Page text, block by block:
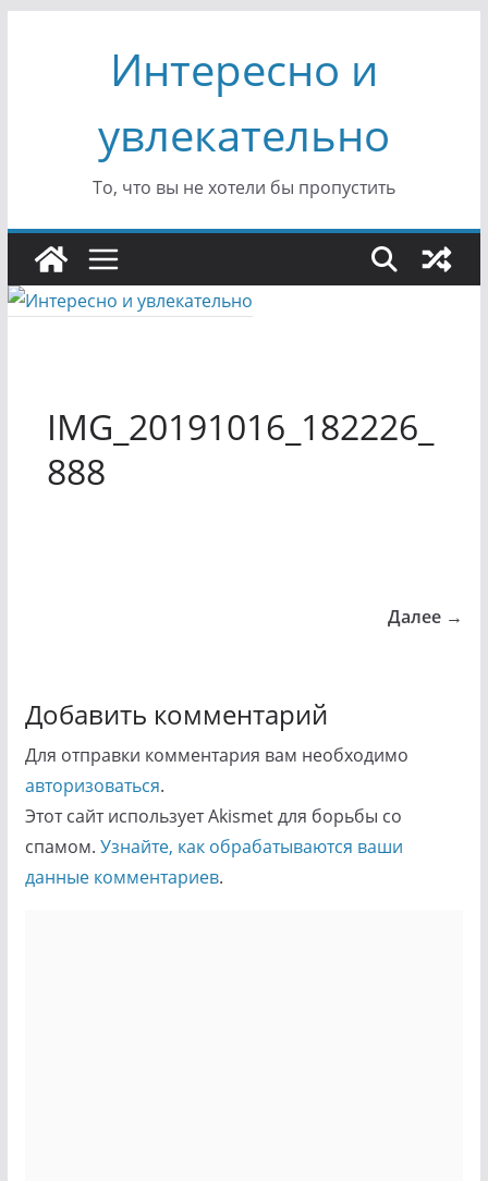
содержимомуИнтересно и
увлекательно
То, что вы не хотели бы пропустить
IMG_20191016_182226_
888
Далее →
Добавить комментарий
Для отправки комментария вам необходимо
авторизоваться.
Этот сайт использует Akismet для борьбы со
спамом. Узнайте, как обрабатываются ваши
данные комментариев.